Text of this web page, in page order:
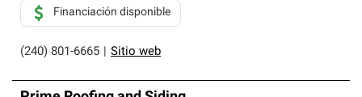
(240) 801-6665 Sitio web
Financiación disponible